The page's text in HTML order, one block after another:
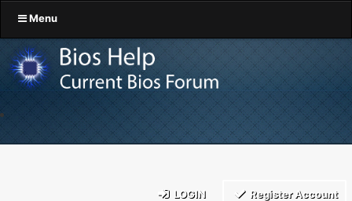
Menu
LOGIN Register Account